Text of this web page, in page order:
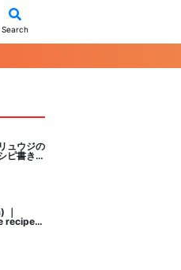
Search
ュウジの
ピ書き起
｜
recipe
a